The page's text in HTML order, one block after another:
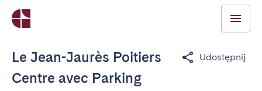
Le Jean-Jaurès Poitiers
Centre avec Parking
Udostępnij